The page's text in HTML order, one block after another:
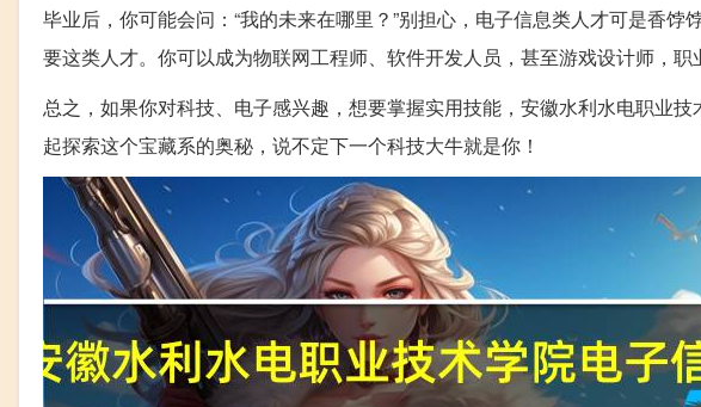
毕业后，你可能会问：“我的未来在哪里？”别担心，电子信息类人才可是香
要这类人才。你可以成为物联网工程师、软件开发人员，甚至游戏设计师，职
总之，如果你对科技、电子感兴趣，想要掌握实用技能，安徽水利水电职业
起探索这个宝藏系的奥秘，说不定下一个科技大牛就是你！